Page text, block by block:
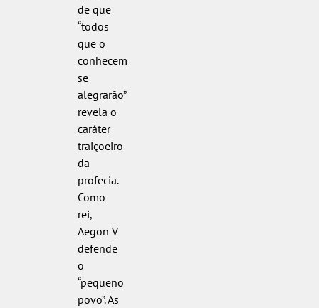
de que
“todos
que o
conhecem
se
alegrarão”
revela o
caráter
traiçoeiro
da
profecia.
Como
rei,
Aegon V
defende
o
“pequeno
povo”. As